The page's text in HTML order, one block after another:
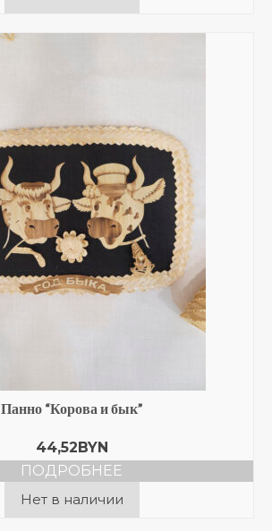
Панно “Корова и бык”
44,52BYN
ПОДРОБНЕЕ
Нет в наличии